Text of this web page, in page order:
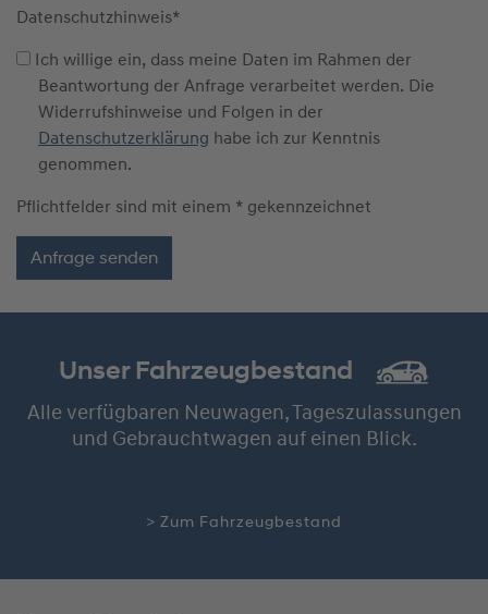
Datenschutzhinweis*
Beantwortung der Anfrage verarbeitet werden. Die
Widerrufshinweise und Folgen in der
Datenschutzerklärung habe ich zur Kenntnis
genommen.
Pflichtfelder sind mit einem * gekennzeichnet
Unser Fahrzeugbestand
Alle verfügbaren Neuwagen, Tageszulassungen
und Gebrauchtwagen auf einen Blick.
> Zum Fahrzeugbestand